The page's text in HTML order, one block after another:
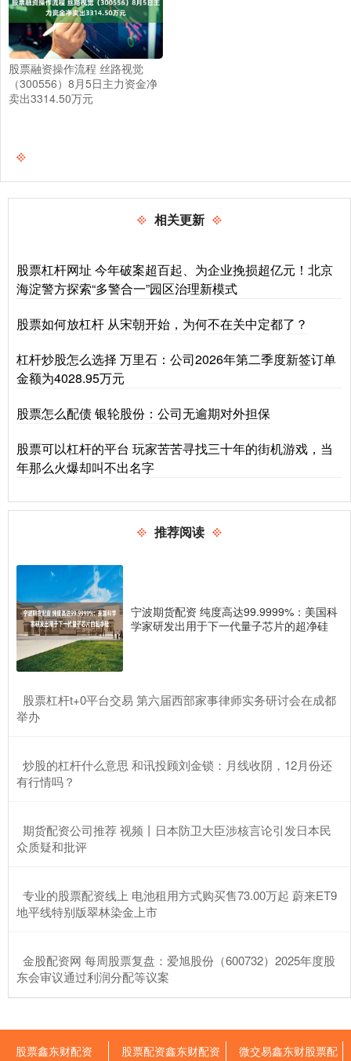
股票融资操作流程 丝路视觉
（300556）8月5日主力资金净
卖出3314.50万元
相关更新
股票杠杆网址 今年破案超百起、为企业挽损超亿元！北京
海淀警方探索“多警合一”园区治理新模式
股票如何放杠杆 从宋朝开始，为何不在关中定都了？
杠杆炒股怎么选择 万里石：公司2026年第二季度新签订单
金额为4028.95万元
股票怎么配债 银轮股份：公司无逾期对外担保
股票可以杠杆的平台 玩家苦苦寻找三十年的街机游戏，当
年那么火爆却叫不出名字
推荐阅读
宁波期货配资 纯度高达99.9999%：美国科
学家研发出用于下一代量子芯片的超净硅
​股票杠杆t+0平台交易 第六届西部家事律师实务研讨会在成都
举办
​炒股的杠杆什么意思 和讯投顾刘金锁：月线收阴，12月份还
有行情吗？
​期货配资公司推荐 视频丨日本防卫大臣涉核言论引发日本民
众质疑和批评
​专业的股票配资线上 电池租用方式购买售73.00万起 蔚来ET9
地平线特别版翠林染金上市
​金股配资网 每周股票复盘：爱旭股份（600732）2025年度股
东会审议通过利润分配等议案
股票鑫东财配资 股票配资鑫东财配资
微交易鑫东财股票配